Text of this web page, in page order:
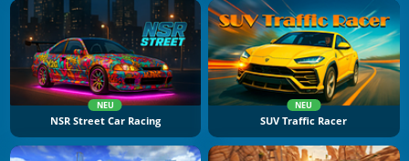
NEU
NSR Street Car Racing
NEU
SUV Traffic Racer